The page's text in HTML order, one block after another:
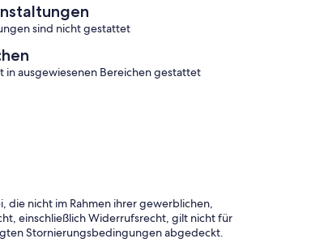
sind nicht gestattet
in ausgewiesenen Bereichen gestattet
nicht im Rahmen ihrer gewerblichen,
einschließlich Widerrufsrecht, gilt nicht für
Stornierungsbedingungen abgedeckt.